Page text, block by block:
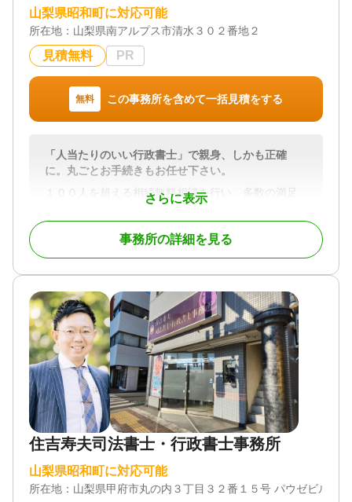
が難しそう」
「親族に迷惑をかけたくないけど、金銭管理が難し
い」
「後見人はどうやったら付けられるの？」
┃◆┃成年後見（保佐・補助）申立はお任せくださ
い
高齢化社会と言われる昨今において、成年後見制度
という言葉を聞いたことがありませんか。
後見人の申立は、本人、法定の親族などが行えま
後見申立では、弁護士が申立書の作成、必要書類の
取り付けなどを行うことが可能です。
当職においては、多くの成年後見（保佐・補助）の
申立を取り扱ってきました。成年後見申立には、福
祉職との連携が必要不可欠です。
当職においては、山梨県内の多くの福祉職との連携
の経験がありますので、スムーズな成年後見申立の
実施が可能です。
後見の申立をご検討の場合には、ぜひご相談をいた
だければと思います。
山梨県昭和町に対応可能
所在地： 山梨県南アルプス市清水３０２番地２
見積無料 PR
無料 この事務所を含めて一括見積をする
さらに表示
「人当たりのいい行政書士」で親身、しかも正確
に。丸ごとお手続きもお任せ下さい。
１００人を超える相続無料相談を行い、多数の満足
のお声を頂いております。
相続を主力業務としており、山梨県内全域対応いた
します。電話受付は毎日１９時まで可能です。
簡単シンプルなお手続から複雑なお手続きまで、ぜ
ろん、遺言等、相続手続きに関わることならすべて
承ります。
対応地域
山梨県内全域（※ただし北杜市以北、山梨市以西、
身延町以南、郡内は、往復交通費1回5,000円になり
ます。）
対応業務
遺言書 / 遺産分割 / 相続財産調査 / 相続手続き / 銀行
対応体制
電話相談可 / 訪問可 / 土日相談可 / 初回相談無料 / 18
事務所の詳細を見る
住吉寿夫司法書士・行政書士事務所
山梨県昭和町に対応可能
所在地： 山梨県甲府市丸の内３丁目３２番１５号 パウゼビル１Ｆ